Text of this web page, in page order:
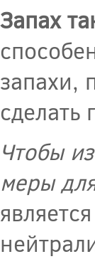
Запах
запахи,
Чтобы
меры